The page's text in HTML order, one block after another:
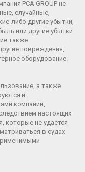
PCA GROUP не
случайные,
либо другие убытки,
или другие убытки
также
повреждения,
оборудование.
а также
и
компании,
настоящих
которые не удается
в судах